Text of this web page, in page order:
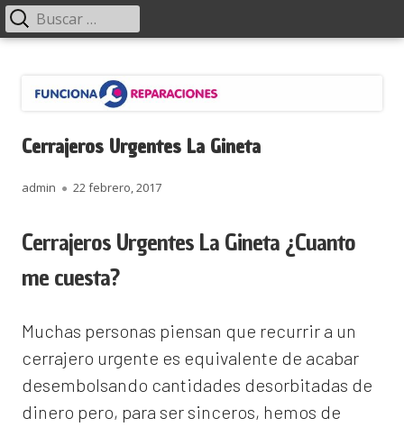
contenido
Menú
principal Buscar:
Cerrajeros Urgentes La Gineta
Autor
admin
Publicado
22 febrero, 2017
Cerrajeros Urgentes La Gineta ¿Cuanto
me cuesta?
Muchas personas piensan que recurrir a un
cerrajero urgente es equivalente de acabar
desembolsando cantidades desorbitadas de
dinero pero, para ser sinceros, hemos de